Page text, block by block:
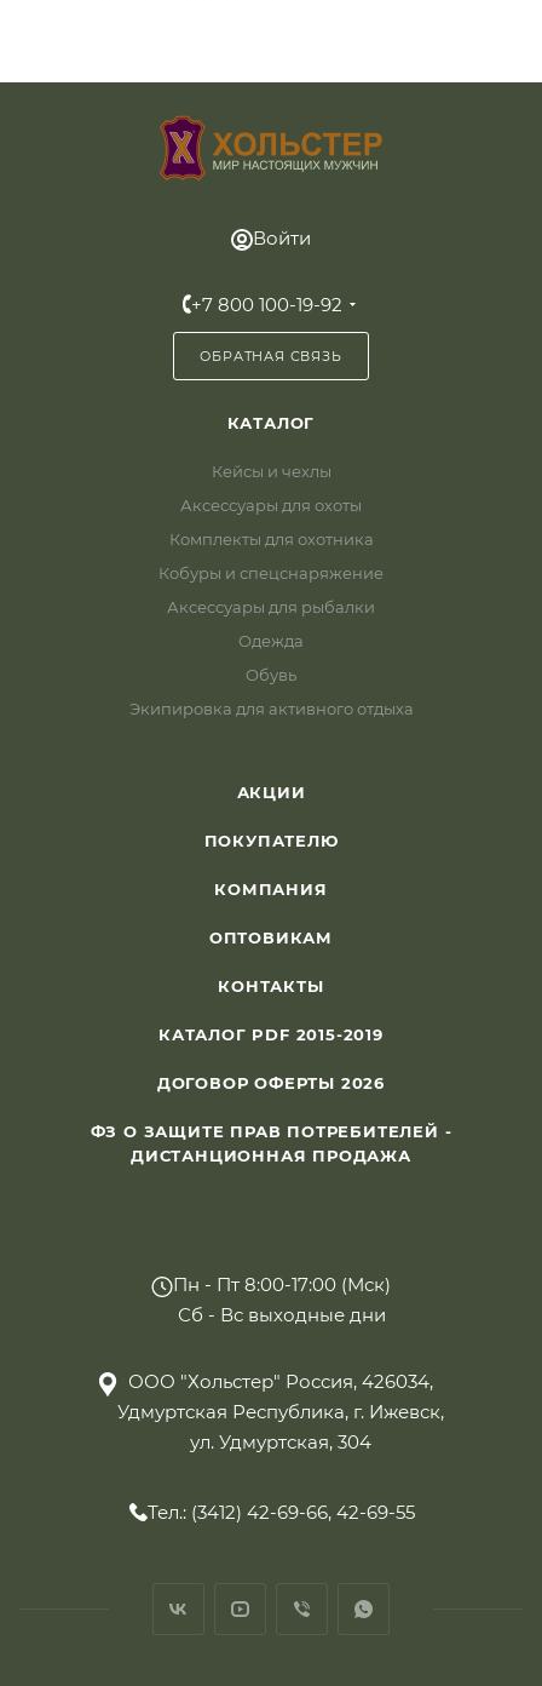
Войти
+7 800 100-19-92
ОБРАТНАЯ СВЯЗЬ
КАТАЛОГ
Кейсы и чехлы
Аксессуары для охоты
Комплекты для охотника
Кобуры и спецснаряжение
Аксессуары для рыбалки
Одежда
Обувь
Экипировка для активного отдыха
АКЦИИ
ПОКУПАТЕЛЮ
КОМПАНИЯ
ОПТОВИКАМ
КОНТАКТЫ
КАТАЛОГ PDF 2015-2019
ДОГОВОР ОФЕРТЫ 2026
ФЗ О ЗАЩИТЕ ПРАВ ПОТРЕБИТЕЛЕЙ -
ДИСТАНЦИОННАЯ ПРОДАЖА
Пн - Пт 8:00-17:00 (Мск)
Сб - Вс выходные дни
ООО "Хольстер" Россия, 426034,
Удмуртская Республика, г. Ижевск,
ул. Удмуртская, 304
Тел.: (3412) 42-69-66, 42-69-55